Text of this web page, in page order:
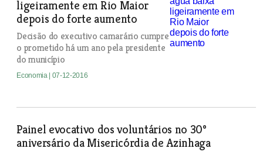
ligeiramente em Rio Maior
depois do forte aumento
Decisão do executivo camarário cumpre
o prometido há um ano pela presidente
do município
Economia | 07-12-2016
Painel evocativo dos voluntários no 30º
aniversário da Misericórdia de Azinhaga